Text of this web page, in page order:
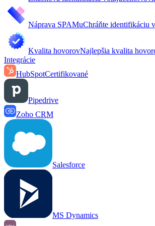
Náprava SPAMuChráňte identifikáciu
Kvalita hovorovNajlepšia kvalita
Integrácie
HubSpotCertifikované
Pipedrive
Zoho CRM
Salesforce
MS Dynamics